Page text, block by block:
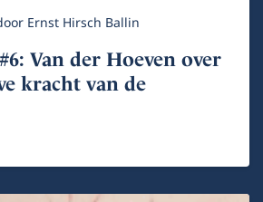
Ernst Hirsch Ballin
Van der Hoeven over
kracht van de